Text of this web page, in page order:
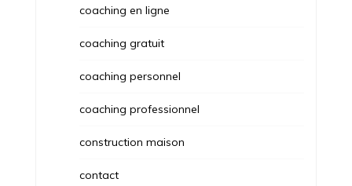
coaching en ligne
coaching gratuit
coaching personnel
coaching professionnel
construction maison
contact